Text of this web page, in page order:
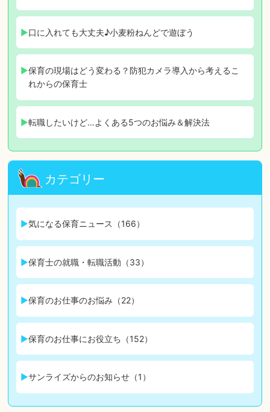
口に入れても大丈夫♪小麦粉ねんどで遊ぼう
保育の現場はどう変わる？防犯カメラ導入から考えるこ
れからの保育士
転職したいけど…よくある5つのお悩み＆解決法
カテゴリー
気になる保育ニュース（166）
保育士の就職・転職活動（33）
保育のお仕事のお悩み（22）
保育のお仕事にお役立ち（152）
サンライズからのお知らせ（1）